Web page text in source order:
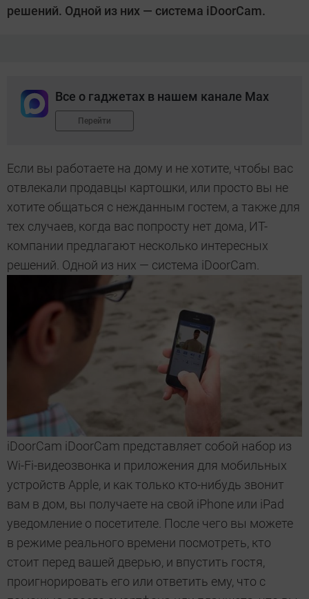
решений. Одной из них — система iDoorCam.
Все о гаджетах в нашем канале Max
Перейти
Если вы работаете на дому и не хотите, чтобы вас
отвлекали продавцы картошки, или просто вы не
хотите общаться с нежданным гостем, а также для
тех случаев, когда вас попросту нет дома, ИТ-
компании предлагают несколько интересных
решений. Одной из них — система iDoorCam.
iDoorCam iDoorCam представляет собой набор из
Wi-Fi-видеозвонка и приложения для мобильных
устройств Apple, и как только кто-нибудь звонит
вам в дом, вы получаете на свой iPhone или iPad
уведомление о посетителе. После чего вы можете
в режиме реального времени посмотреть, кто
стоит перед вашей дверью, и впустить гостя,
проигнорировать его или ответить ему, что с